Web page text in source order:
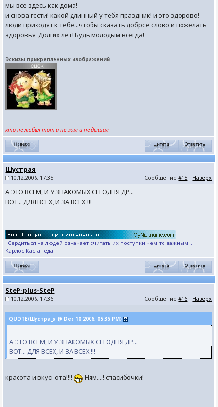
мы все здесь как дома!
и снова гости! какой длинный у тебя праздник! и это здорово!
люди приходят к тебе...чтобы сказать доброе слово и пожелать
здоровья! Долгих лет! Будь молодым всегда!
Эскизы прикрепленных изображений
--------------------
кто не любил тот и не жил и не дышал
Шустрая
10.12.2006, 17:35 Сообщение#15 | Наверх
А ЭТО ВСЕМ, И У ЗНАКОМЫХ СЕГОДНЯ ДР...
ВОТ... ДЛЯ ВСЕХ, И ЗА ВСЕХ !!!
--------------------
"Сердиться на людей означает считать их поступки чем-то важным".
Карлос Кастанеда
SteP-plus-SteP
10.12.2006, 17:36 Сообщение#16 | Наверх
QUOTE(Шустра_я @ Dec 10 2006, 05:35 PM)
А ЭТО ВСЕМ, И У ЗНАКОМЫХ СЕГОДНЯ ДР...
ВОТ... ДЛЯ ВСЕХ, И ЗА ВСЕХ !!!
красота и вкуснота!!!! Ням....! спасибочки!
--------------------